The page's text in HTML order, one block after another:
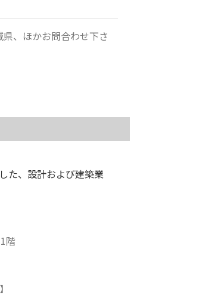
、ほかお問合わせ下さ
た、設計および建築業
階